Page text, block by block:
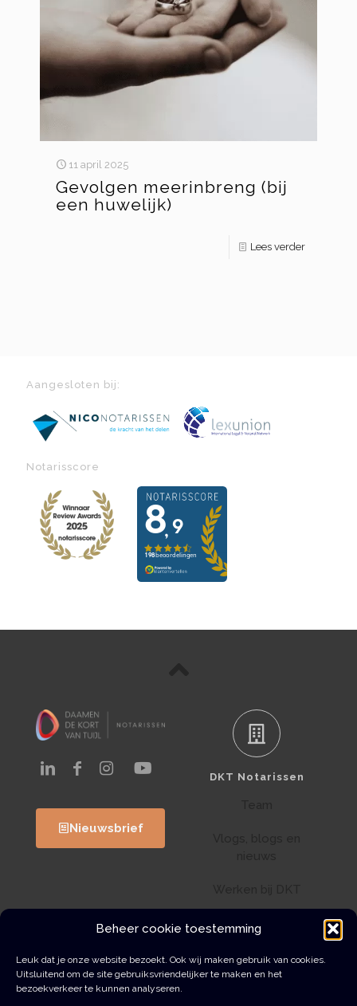
Beheer cookie toestemming
Leuk dat je onze website bezoekt. Ook wij maken gebruik van cookies.
Uitsluitend om de site gebruiksvriendelijker te maken en het
bezoekverkeer te kunnen analyseren.
11 april 2025
Gevolgen meerinbreng (bij
een huwelijk)
Lees verder
Aangesloten bij:
Notarisscore
Nieuwsbrief
DKT Notarissen
Klantenportaal
Wwft